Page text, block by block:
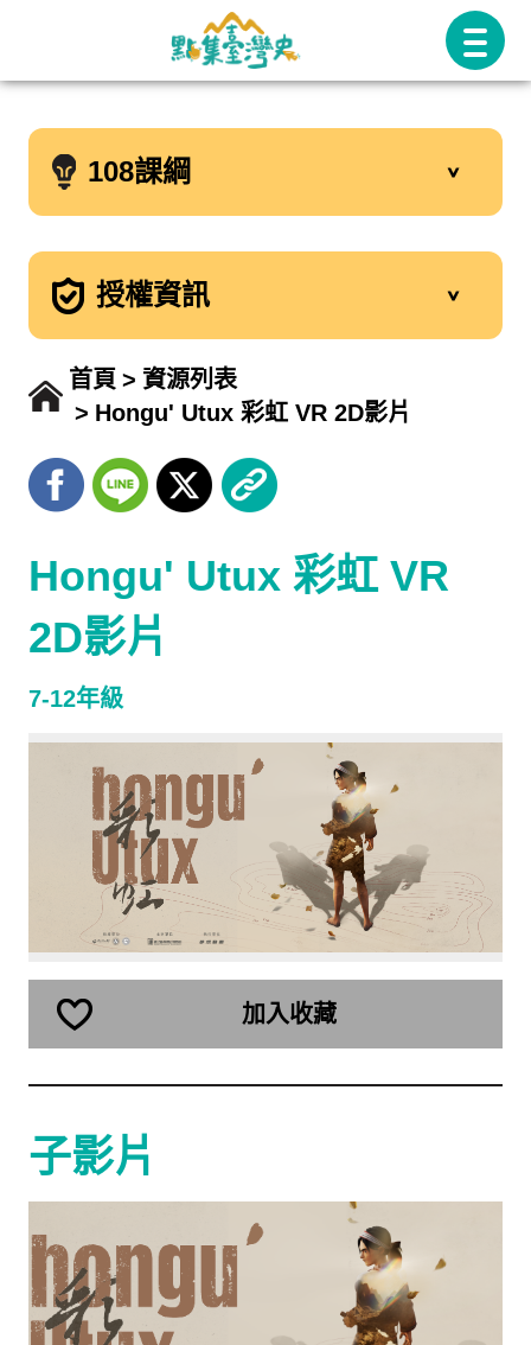
108課綱
授權資訊
首頁
資源列表
Hongu' Utux 彩虹 VR 2D影片
Hongu' Utux 彩虹 VR
2D影片
7-12年級
加入收藏
子影片